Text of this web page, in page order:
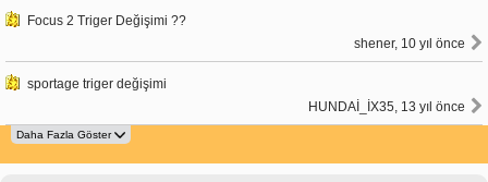
Focus 2 Triger Değişimi ??
shener, 10 yıl önce
sportage triger değişimi
HUNDAİ_İX35, 13 yıl önce